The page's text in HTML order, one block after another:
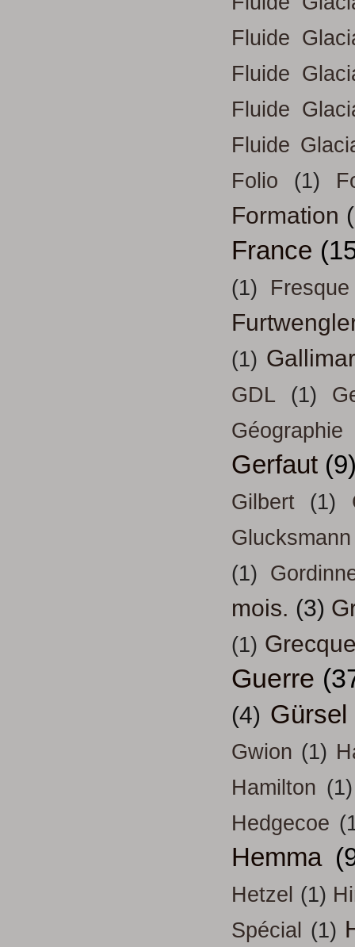
Fluide
Fluide
Fluide
Fluide
Folio
(1)
Formation
France
(1) Fresque
(1)
GDL (1)
Géographie
Gerfaut
Gilbert (1)
Glucksmann
(1)
mois. (3)
(1)
Guerre
(4) Gürsel
Gwion (1)
Hamilton (1)
Hedgecoe
Hemma
Hetzel (1)
Spécial (1)